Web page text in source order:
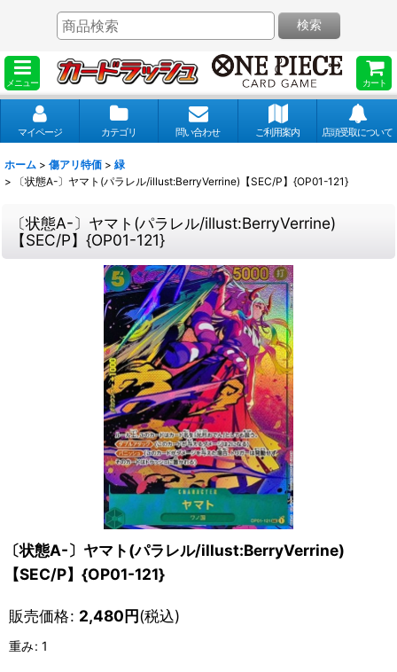
メニュー カート
検索
マイページ カテゴリ 問い合わせ ご利用案内 店頭受取について
ホーム > 傷アリ特価 > 緑
>
〔状態A-〕ヤマト(パラレル/illust:BerryVerrine)【SEC/P】{OP01-121}
〔状態A-〕ヤマト(パラレル/illust:BerryVerrine)
【SEC/P】{OP01-121}
〔状態A-〕ヤマト(パラレル/illust:BerryVerrine)
【SEC/P】{OP01-121}
販売価格: 2,480円(税込)
重み: 1